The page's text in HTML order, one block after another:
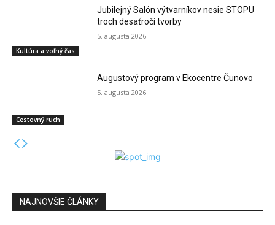
Kultúra a voľný čas
Jubilejný Salón výtvarníkov nesie STOPU
troch desaťročí tvorby
5. augusta 2026
Cestovný ruch
Augustový program v Ekocentre Čunovo
5. augusta 2026
NAJNOVŠIE ČLÁNKY